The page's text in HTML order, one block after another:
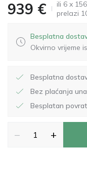
939 €
ili 6 x
prelazi
Besplatna
Okvirno vrijeme
Besplatna
Bez plaćanja
Besplatan
− +